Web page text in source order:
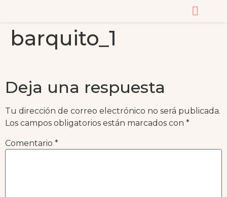
barquito_1
Deja una respuesta
Tu dirección de correo electrónico no será publicada.
Los campos obligatorios están marcados con *
Comentario *